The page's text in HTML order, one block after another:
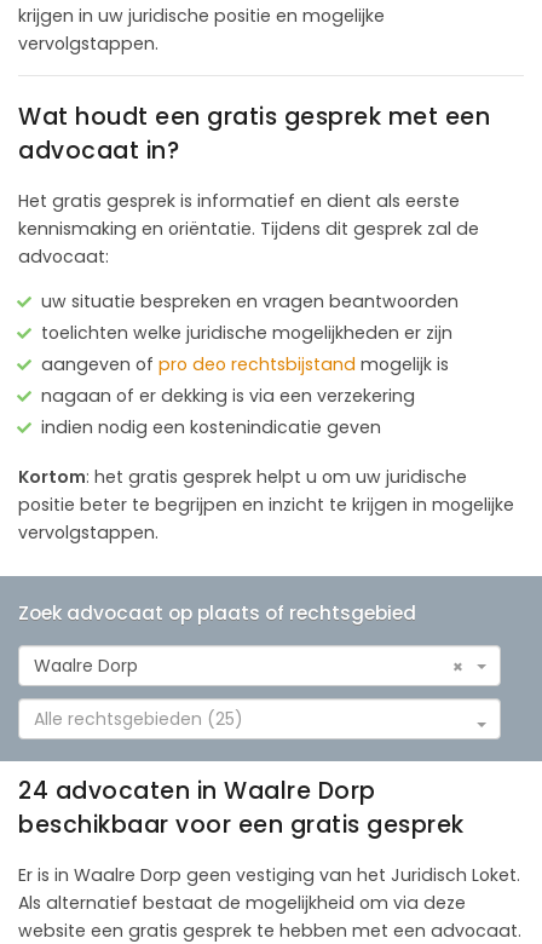
krijgen in uw juridische positie en mogelijke
vervolgstappen.
Wat houdt een gratis gesprek met een
advocaat in?
Het gratis gesprek is informatief en dient als eerste
kennismaking en oriëntatie. Tijdens dit gesprek zal de
advocaat:
uw situatie bespreken en vragen beantwoorden
toelichten welke juridische mogelijkheden er zijn
aangeven of pro deo rechtsbijstand mogelijk is
nagaan of er dekking is via een verzekering
indien nodig een kostenindicatie geven
Kortom: het gratis gesprek helpt u om uw juridische
positie beter te begrijpen en inzicht te krijgen in mogelijke
vervolgstappen.
Zoek advocaat op plaats of rechtsgebied
×
Waalre Dorp
Alle rechtsgebieden (25)
24 advocaten in Waalre Dorp
beschikbaar voor een gratis gesprek
Er is in Waalre Dorp geen vestiging van het Juridisch Loket.
Als alternatief bestaat de mogelijkheid om via deze
website een gratis gesprek te hebben met een advocaat.